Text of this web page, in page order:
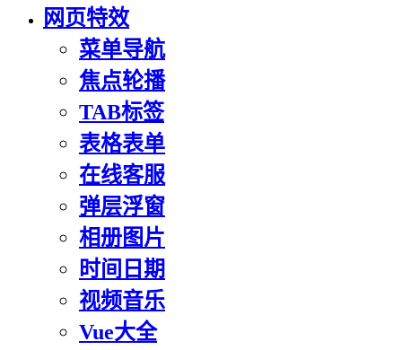
网页特效
菜单导航
焦点轮播
TAB标签
表格表单
在线客服
弹层浮窗
相册图片
时间日期
视频音乐
Vue大全